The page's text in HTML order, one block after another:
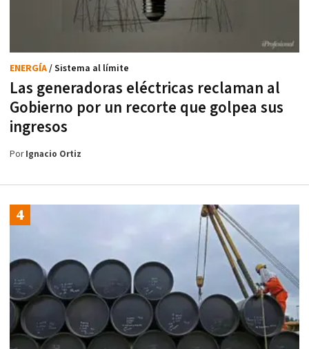
Las generadoras eléctricas reclaman al
Gobierno por un recorte que golpea sus
ingresos
ENERGÍA/ Sistema al límite
PorIgnacio Ortiz